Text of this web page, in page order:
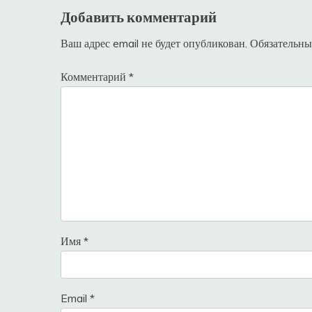
Добавить комментарий
Ваш адрес email не будет опубликован.
Комментарий *
Имя *
Email *